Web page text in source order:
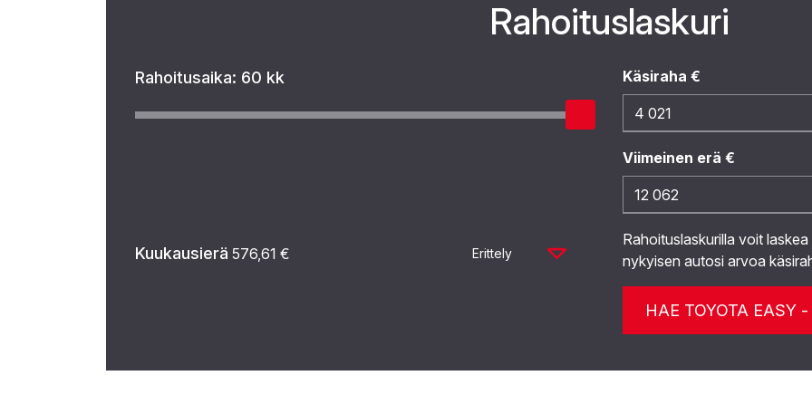
Rahoituslaskuri
Rahoitusaika: 60 kk Käsiraha €
Viimeinen erä €
Kuukausierä 576,61 € Erittely
Rahoituslaskurilla voit
nykyisen autosi arvoa